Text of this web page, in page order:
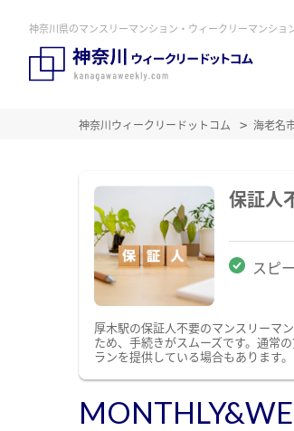
神奈川県のマンスリーマンション・ウィークリーマンショ
神奈川ウィークリードットコム 海老名
保証人
スピ
厚木駅の保証人不要のマンスリーマ
ため、手続きがスムーズです。通常
ランを提供している場合もあります。